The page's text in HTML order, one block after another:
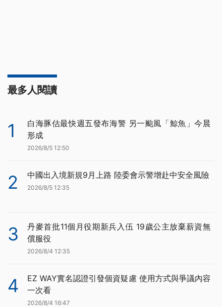
最多人閱讀
1
白海豚估最快週五發布海警 另一颱風「鯨魚」今晨
形成
2026/8/5 12:50
2 中國出入境新規9月上路 陸委會示警增赴中安全風險
2026/8/5 12:35
3
丹麥首批11個月役期新兵入伍 19歲公主放棄薪資無
償服役
2026/8/4 12:35
4
EZ WAY實名認證引發個資疑慮 使用方式與爭議內容
一次看
2026/8/4 16:47